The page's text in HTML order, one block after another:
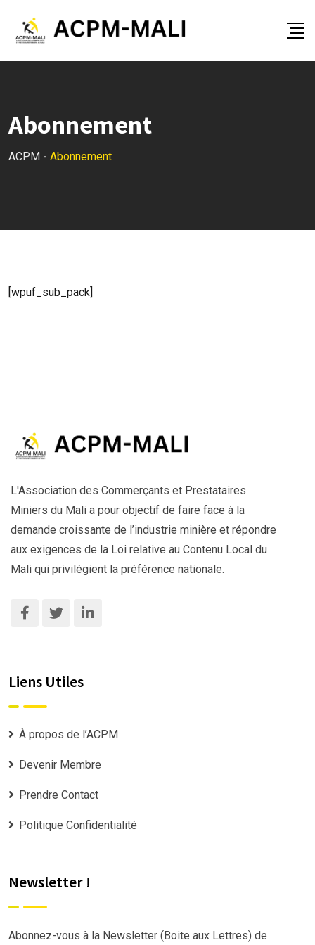
content
Abonnement
ACPM - Abonnement
[wpuf_sub_pack]
L'Association des Commerçants et Prestataires
Miniers du Mali a pour objectif de faire face à la
demande croissante de l’industrie minière et répondre
aux exigences de la Loi relative au Contenu Local du
Mali qui privilégient la préférence nationale.
Liens Utiles
À propos de l’ACPM
Devenir Membre
Prendre Contact
Politique Confidentialité
Newsletter !
Abonnez-vous à la Newsletter (Boite aux Lettres) de